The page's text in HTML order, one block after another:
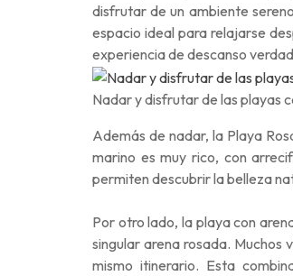
disfrutar de un ambiente
espacio ideal para relajarse
experiencia de descanso
Nadar y disfrutar de las playas
Además de nadar, la Playa
marino es muy rico, con
permiten descubrir la belleza
Por otro lado, la playa con
singular arena rosada. Muchos
mismo itinerario. Esta